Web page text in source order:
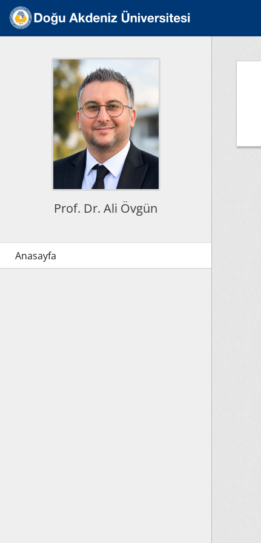
Prof. Dr. Ali Övgün